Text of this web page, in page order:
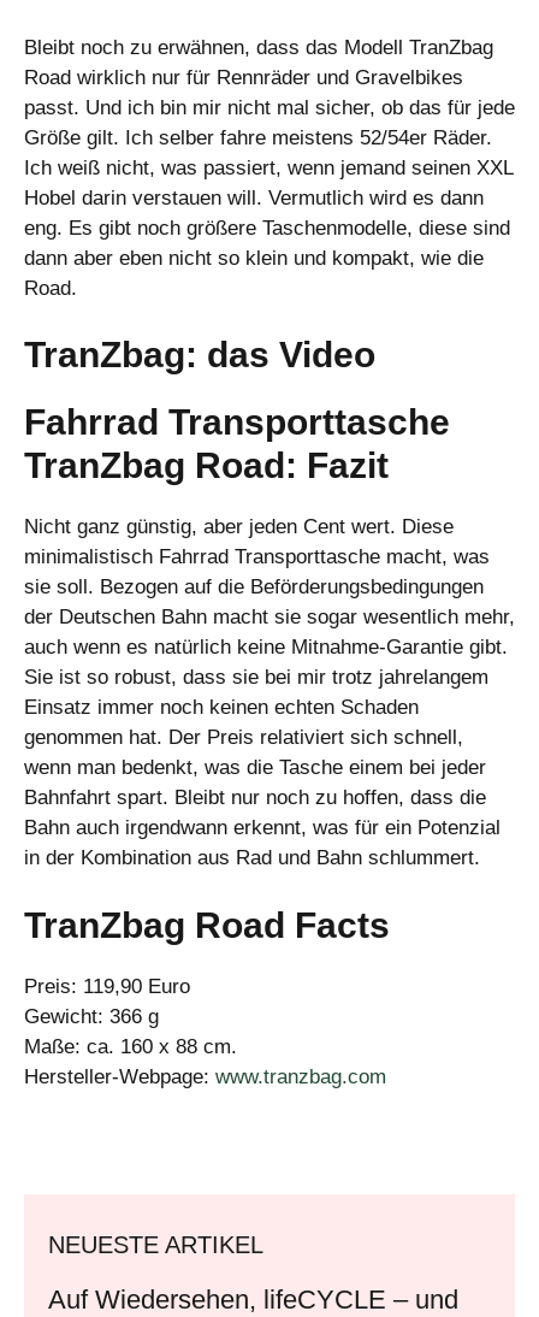
Bleibt noch zu erwähnen, dass das Modell TranZbag
Road wirklich nur für Rennräder und Gravelbikes
passt. Und ich bin mir nicht mal sicher, ob das für jede
Größe gilt. Ich selber fahre meistens 52/54er Räder.
Ich weiß nicht, was passiert, wenn jemand seinen XXL
Hobel darin verstauen will. Vermutlich wird es dann
eng. Es gibt noch größere Taschenmodelle, diese sind
dann aber eben nicht so klein und kompakt, wie die
Road.
TranZbag: das Video
Fahrrad Transporttasche
TranZbag Road: Fazit
Nicht ganz günstig, aber jeden Cent wert. Diese
minimalistisch Fahrrad Transporttasche macht, was
sie soll. Bezogen auf die Beförderungsbedingungen
der Deutschen Bahn macht sie sogar wesentlich mehr,
auch wenn es natürlich keine Mitnahme-Garantie gibt.
Sie ist so robust, dass sie bei mir trotz jahrelangem
Einsatz immer noch keinen echten Schaden
genommen hat. Der Preis relativiert sich schnell,
wenn man bedenkt, was die Tasche einem bei jeder
Bahnfahrt spart. Bleibt nur noch zu hoffen, dass die
Bahn auch irgendwann erkennt, was für ein Potenzial
in der Kombination aus Rad und Bahn schlummert.
TranZbag Road Facts
Preis: 119,90 Euro
Gewicht: 366 g
Maße: ca. 160 x 88 cm.
Hersteller-Webpage: www.tranzbag.com
NEUESTE ARTIKEL
Auf Wiedersehen, lifeCYCLE – und